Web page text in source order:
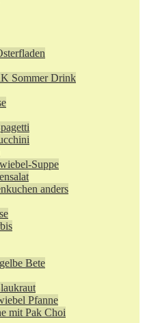
Sommer Drink
Suppe
anders
Bete
Pfanne
mit Pak Choi